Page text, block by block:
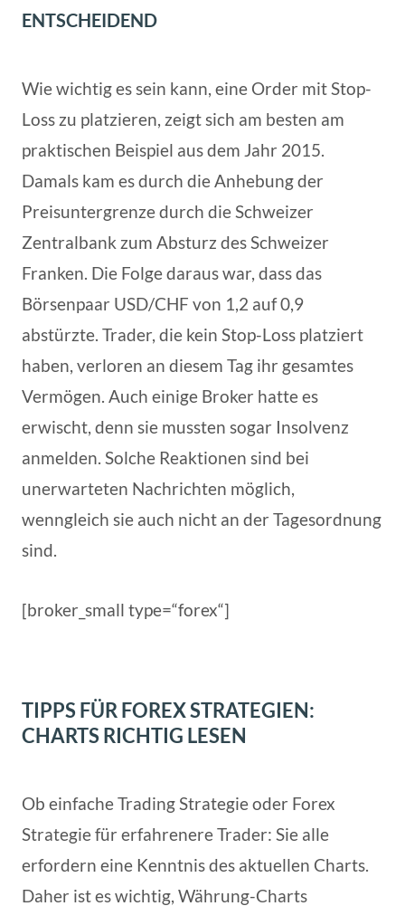
ENTSCHEIDEND
Wie wichtig es sein kann, eine Order mit Stop-
Loss zu platzieren, zeigt sich am besten am
praktischen Beispiel aus dem Jahr 2015.
Damals kam es durch die Anhebung der
Preisuntergrenze durch die Schweizer
Zentralbank zum Absturz des Schweizer
Franken. Die Folge daraus war, dass das
Börsenpaar USD/CHF von 1,2 auf 0,9
abstürzte. Trader, die kein Stop-Loss platziert
haben, verloren an diesem Tag ihr gesamtes
Vermögen. Auch einige Broker hatte es
erwischt, denn sie mussten sogar Insolvenz
anmelden. Solche Reaktionen sind bei
unerwarteten Nachrichten möglich,
wenngleich sie auch nicht an der Tagesordnung
sind.
[broker_small type=“forex“]
TIPPS FÜR FOREX STRATEGIEN:
CHARTS RICHTIG LESEN
Ob einfache Trading Strategie oder Forex
Strategie für erfahrenere Trader: Sie alle
erfordern eine Kenntnis des aktuellen Charts.
Daher ist es wichtig, Währung-Charts